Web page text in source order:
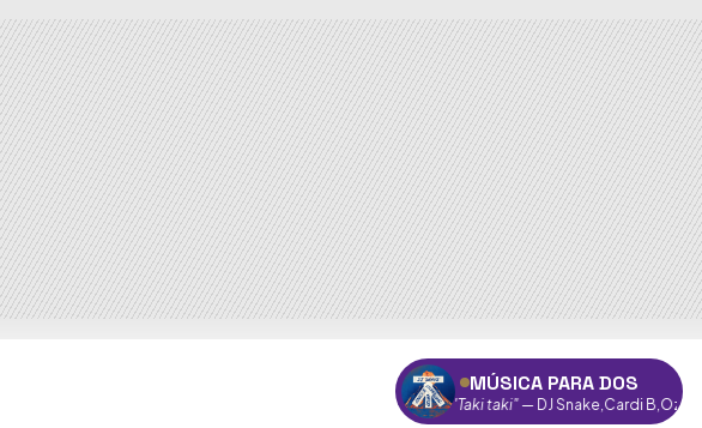
MÚSICA PARA DOS
"Taki taki"— DJ Snake,Cardi